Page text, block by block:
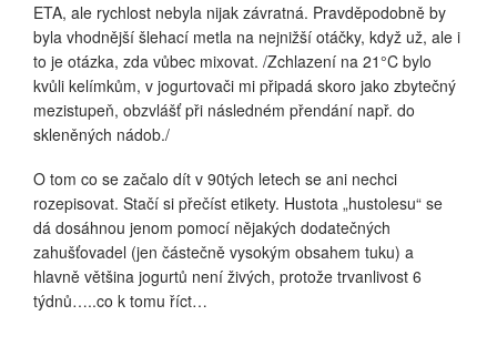
ETA, ale rychlost nebyla nijak závratná. Pravděpodobně by
byla vhodnější šlehací metla na nejnižší otáčky, když už, ale i
to je otázka, zda vůbec mixovat. /Zchlazení na 21°C bylo
kvůli kelímkům, v jogurtovači mi připadá skoro jako zbytečný
mezistupeň, obzvlášť při následném přendání např. do
skleněných nádob./
O tom co se začalo dít v 90tých letech se ani nechci
rozepisovat. Stačí si přečíst etikety. Hustota „hustolesu“ se
dá dosáhnou jenom pomocí nějakých dodatečných
zahušťovadel (jen částečně vysokým obsahem tuku) a
hlavně většina jogurtů není živých, protože trvanlivost 6
týdnů…..co k tomu říct…